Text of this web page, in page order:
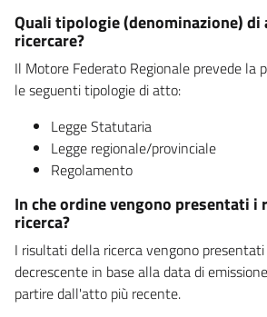
Quali tipologie (denominazione)
ricercare?
Il Motore Federato Regionale prevede la
le seguenti tipologie di atto:
Legge Statutaria
Legge regionale/provinciale
Regolamento
In che ordine vengono presentati
ricerca?
I risultati della ricerca vengono
decrescente in base alla data di
partire dall'atto più recente.